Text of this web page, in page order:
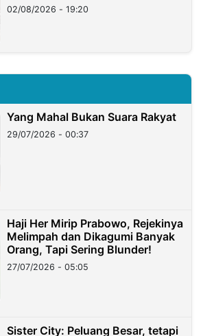
02/08/2026 - 19:20
Yang Mahal Bukan Suara Rakyat
29/07/2026 - 00:37
Haji Her Mirip Prabowo, Rejekinya
Melimpah dan Dikagumi Banyak
Orang, Tapi Sering Blunder!
27/07/2026 - 05:05
Sister City: Peluang Besar, tetapi